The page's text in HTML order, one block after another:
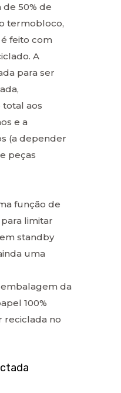
de 50% de
termobloco,
feito com
A
para ser
total aos
e a
(a depender
peças
função de
limitar
standby
uma
da
100%
reciclada no